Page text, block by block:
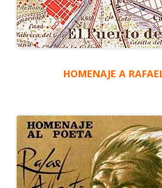
HOMENAJE A